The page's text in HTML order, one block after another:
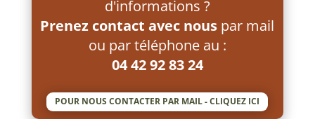
d'informations ?
Prenez contact avec nous par mail
ou par téléphone au :
04 42 92 83 24
POUR NOUS CONTACTER PAR MAIL - CLIQUEZ ICI